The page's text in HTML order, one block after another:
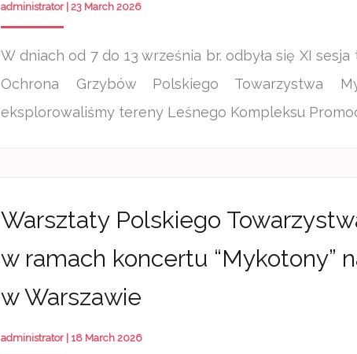
administrator |23 March 2026
W dniach od 7 do 13 września br. odbyła się XI
Ochrona Grzybów Polskiego Towarzystwa
eksplorowaliśmy tereny Leśnego Kompleksu
Warsztaty Polskiego
w ramach koncertu “Mykotony”
w Warszawie
administrator 18 March 2026